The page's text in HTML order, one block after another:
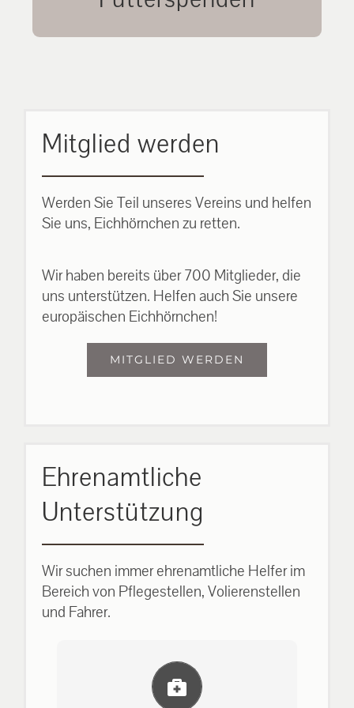
unsere Eichhörnchen.
Mitglied werden
Werden Sie Teil unseres Vereins und helfen
Sie uns, Eichhörnchen zu retten.
Wir haben bereits über 700 Mitglieder, die
uns unterstützen. Helfen auch Sie unsere
europäischen Eichhörnchen!
MITGLIED WERDEN
Ehrenamtliche
Unterstützung
Wir suchen immer ehrenamtliche Helfer im
Bereich von Pflegestellen, Volierenstellen
und Fahrer.
Einlernung und Infos